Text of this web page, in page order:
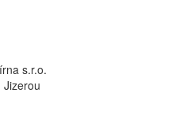
s.r.o.
Jizerou